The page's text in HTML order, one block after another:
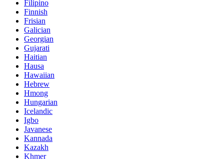
Filipino
Finnish
Frisian
Galician
Georgian
Gujarati
Haitian
Hausa
Hawaiian
Hebrew
Hmong
Hungarian
Icelandic
Igbo
Javanese
Kannada
Kazakh
Khmer